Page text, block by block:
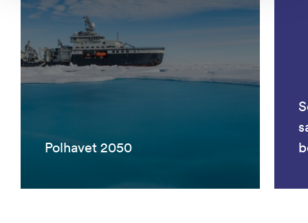
Polhavet 2050